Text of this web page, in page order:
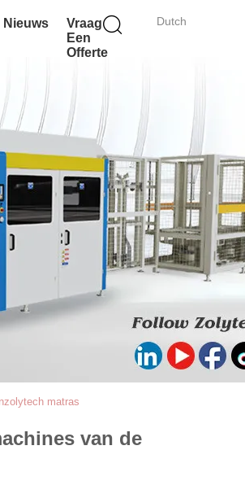
Dutch
Nieuws
Vraag
Een
Offerte
matras
van de